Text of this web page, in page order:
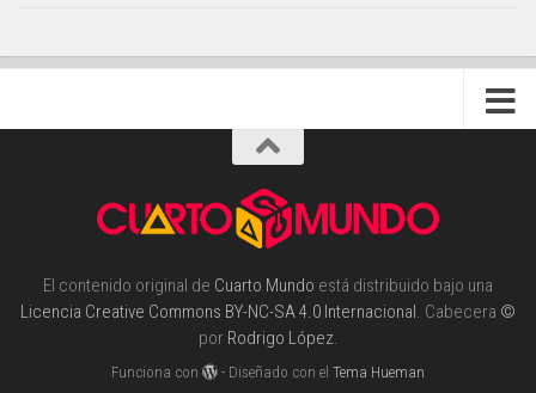
El contenido original de Cuarto Mundo está distribuido bajo una
Licencia Creative Commons BY-NC-SA 4.0 Internacional . Cabecera ©
por Rodrigo López.
Funciona con - Diseñado con elTema Hueman